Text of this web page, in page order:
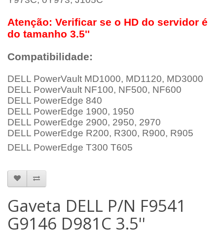
Atenção: Verificar se o HD do servidor é
do tamanho 3.5''
Compatibilidade:
DELL PowerVault MD1000, MD1120, MD3000
DELL PowerVault NF100, NF500, NF600
DELL PowerEdge 840
DELL PowerEdge 1900, 1950
DELL PowerEdge 2900, 2950, 2970
DELL PowerEdge R200, R300, R900, R905
DELL PowerEdge T300 T605
Gaveta DELL P/N F9541
G9146 D981C 3.5''